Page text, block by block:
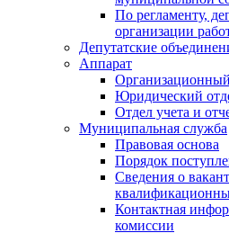
По регламенту,
организации
Депутатские
Аппарат
Юридический
Отдел учета и
Муниципальная служба
Правовая основа
Порядок
Сведения о
Контактная
комиссии